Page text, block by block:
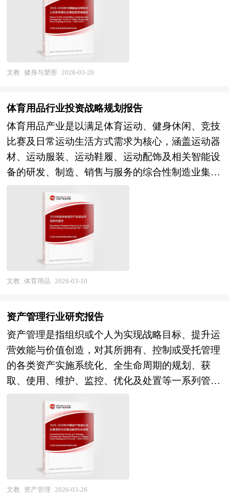
会、中国行业研究网、国内外相关刊物的基础信息
以及各省市相关统计单位等公布和提供的大量资
料。对集体经济行业风险投资现状、国际化进程与
外资进入、融资渠道、如何运作风险投资、退出机
制及发展趋势等进行了系统的分析，并重点分析了
等。是风险投资公司、研究机构及集体经济行业相
关企业准确了解目前集体经济行业风险投资业发展
动态，把握企业定位和发展方向不可多得的精品。
前，中国管理培训行业正处于需求升级与模式重构
的关键转型期。经过多年的市场化发展，行业规模
持续扩大，培训产品日益丰富，本土培训机构在领
导力、营销、生产运营等领域形成特色优势，在线
学习平台快速发展，企业培训预算投入稳步增长，
训行业将在"人才强国"战略与"企业数字化转型"的
双重驱动下，进入品质升级与模式创新的新阶段。
从市场前景看，经济高质量发展对企业管理者能力
提出更高要求，新质生产力培育与科技创新管理需
求增长，新生代员工管理与组织文化建设需求旺
业将保持稳健增长，结构分化与价值竞争加剧。产
业格局层面，具备原创内容能力、师资运营能力、
数字化平台能力及客户成功服务能力的头部机构将
确立主导地位，行业集中度提升，专业化机构在特
定行业（科技、金融、制造）或特定领域（领导
力、创新、数字化）形成差异化优势，跨界融合
后、效果难证的企业将面临淘汰。 本研究咨询报
告由中研普华咨询公司领衔撰写，在大量周密的市
场调研基础上，主要依据了国家统计局、国家商务
部、国家发改委、国家经济信息中心、国务院发展
研究中心、国家海关总署、全国商业信息中心、中
国经济景气监测中心、中国行业研究网、全国及海
外相关报刊杂志的基础信息以及管理培训行业研究
单位等公布和提供的大量资料。报告对我国管理培
训行业的供需状况、发展现状、子行业发展变化等
进行了分析，重点分析了国内外管理培训行业的发
展现状、如何面对行业的发展挑战、行业的发展建
议、行业竞争力，以及行业的投资分析和趋势预测
械设备与智能穿戴（商用健身器械、家用健身设
备、智能手环、体脂秤、运动相机），中游服务供
给（传统健身房、精品健身工作室、私教服务、线
上健身平台、医美塑形机构、康复理疗中心），以
及下游衍生消费（运动营养补剂、健身服饰、健康
服务场景可分为线下实体健身（综合健身房、团课
健身（直播课程、AI私教、VR健身、社区打
卡），按照功能目标则形成减脂塑形、增肌力量、
体态矫正、运动康复、产后修复等多元矩阵。随着
健康意识觉醒与消费观念转变，健身与塑形正从精
英小众向大众普惠、从单一运动向综合健康管理转
型，其产业边界不断向运动医疗、形体美学、心理
健康、银发健身等新兴领域延伸。 当前，中国健
身与塑形行业正处于模式重构与价值回归的关键调
整期。经过多年的市场培育与资本助推，行业规模
持续扩大，健身人口渗透率稳步提升，新型健身业
态不断涌现，智能健身设备与线上内容快速发展，
式。未来，中国健身与塑形行业将在"健康中国"战
略与"体育强国建设"的双重驱动下，进入品质升级
与生态繁荣的新阶段。从市场前景看，中等收入群
体扩容与老龄化加速释放全年龄段健身需求，Z世
代颜值经济与社交健身文化持续发酵，银发健身与
务精细化，企业健康管理与员工福利市场激活，预
计行业将保持稳健增长，结构优化与服务升级成为
主旋律。产业格局层面，具备内容IP运营能力、智
能技术平台、专业人才体系及多场景服务网络的头
部品牌将确立主导地位，行业集中度加速提升，垂
直领域专精特新工作室在细分人群与专业功能上形
文教 健身与塑形 2026-03-20
体育用品行业投资战略规划报告
体育用品产业是以满足体育运动、健身休闲、竞技
比赛及日常运动生活方式需求为核心，涵盖运动器
材、运动服装、运动鞋履、运动配饰及相关智能设
备的研发、制造、销售与服务的综合性制造业集
群。作为体育产业的基础支撑和制造业的重要组成
部分，其产业链条横跨新材料研发、工业设计、智
能制造、品牌营销、渠道零售及运动服务等多个环
节，产品应用场景覆盖专业竞技、大众健身、户外
运动、校园体育及运动康复等多元领域。当前，体
育用品产业正从传统的功能型装备制造向科技赋
能、时尚表达、健康服务与数字生态深度融合的现
国战略与消费升级浪潮交汇的重要经济增长极。
产业发展目标和发展定位、产业发展重点方向、产
业空间引导和产业发展政策等。随着中国对外开放
程度的深化，经济全球化和区域化对产业发展的影
响显著增强，产业间的竞争层次和深度也发生了变
化。因此，科学预测产业发展趋势和空间变化态
势，对产业发展和规划具有重要的意义。中研普华
拥有28年的产业规划、细分市场研究及大量项目运
作经验，业务覆盖全球。累积300多个产业园区规
划落地项目案例，拥有丰富的产业园区、特色小
镇、田园综合体、文旅地产、智慧物流、乡村振兴
等类型项目规划经验。 中研普华28年的产业研究
文教 体育用品 2026-03-10
资产管理行业研究报告
资产管理是指组织或个人为实现战略目标、提升运
营效能与价值创造，对其所拥有、控制或受托管理
的各类资产实施系统化、全生命周期的规划、获
取、使用、维护、监控、优化及处置等一系列管理
活动的总和。其本质是一种以价值为导向、风险可
控、效率优先的综合性管理职能，旨在确保资产在
物理性能、财务表现、合规要求和可持续发展等维
度上持续满足业务需求，并最大化其经济、社会或
战略价值。 资产管理的对象涵盖有形资产与无形
资产两大类：有形资产包括土地、建筑物、基础设
施、机械设备、运输工具、存货等实物资源；无形
文教 资产管理 2026-03-26